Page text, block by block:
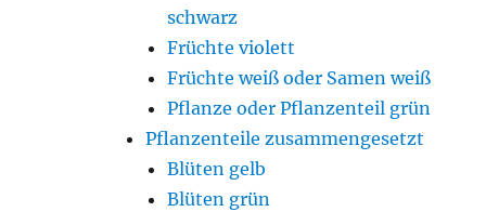
schwarz
Früchte violett
Früchte weiß oder Samen weiß
Pflanze oder Pflanzenteil grün
Pflanzenteile zusammengesetzt
Blüten gelb
Blüten grün